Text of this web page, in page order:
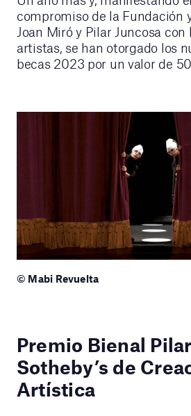
compromiso de la Fundación
Joan Miró y Pilar Juncosa con
artistas, se han otorgado los
becas 2023 por un valor de
© Mabi Revuelta
Premio Bienal
Sotheby’s de
Artística